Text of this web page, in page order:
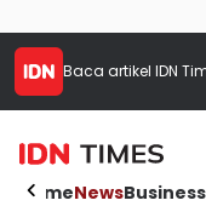
Baca artikel IDN
HomeNewsBusiness